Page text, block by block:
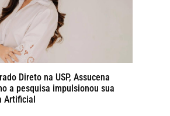
Direto na USP, Assucena
a pesquisa impulsionou sua
Artificial